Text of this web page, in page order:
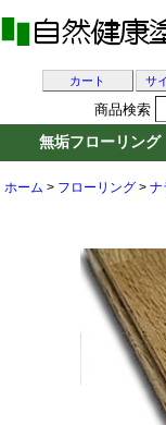
ホーム > フローリング > ナ
カート サ
商品検索
無垢フローリング